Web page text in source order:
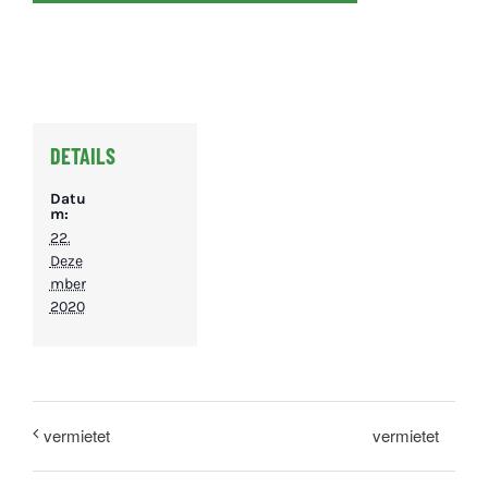
DETAILS
Datu
m:
22.
Deze
mber
2020
vermietet vermietet